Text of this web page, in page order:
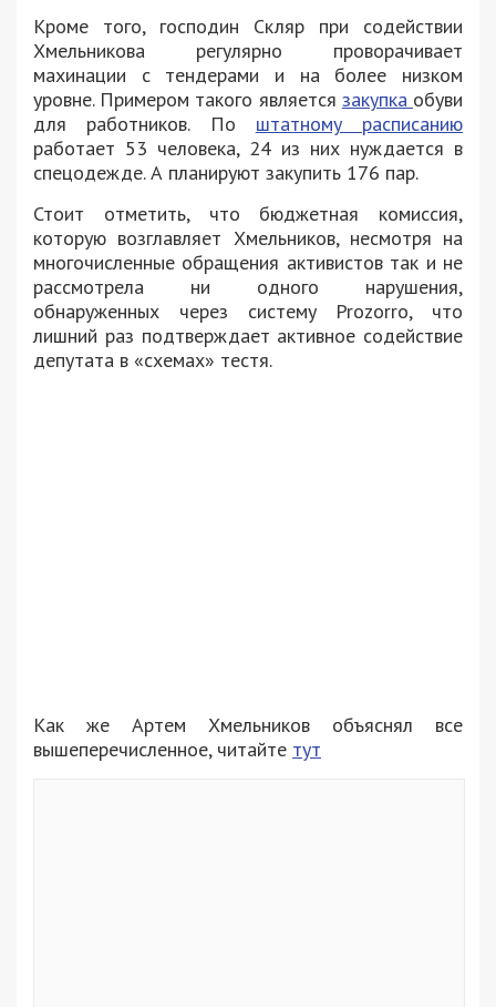
Кроме того, господин Скляр при содействии
Хмельникова регулярно проворачивает
махинации с тендерами и на более низком
уровне. Примером такого является закупка обуви
для работников. По штатному расписанию
работает 53 человека, 24 из них нуждается в
спецодежде. А планируют закупить 176 пар.
Стоит отметить, что бюджетная комиссия,
которую возглавляет Хмельников, несмотря на
многочисленные обращения активистов так и не
рассмотрела ни одного нарушения,
обнаруженных через систему Prozorro, что
лишний раз подтверждает активное содействие
депутата в «схемах» тестя.
Как же Артем Хмельников объяснял все
вышеперечисленное, читайте тут